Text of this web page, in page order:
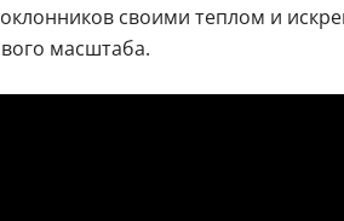
своими теплом и
масштаба.